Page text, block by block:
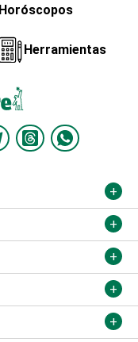
Horóscopos
Herramientas